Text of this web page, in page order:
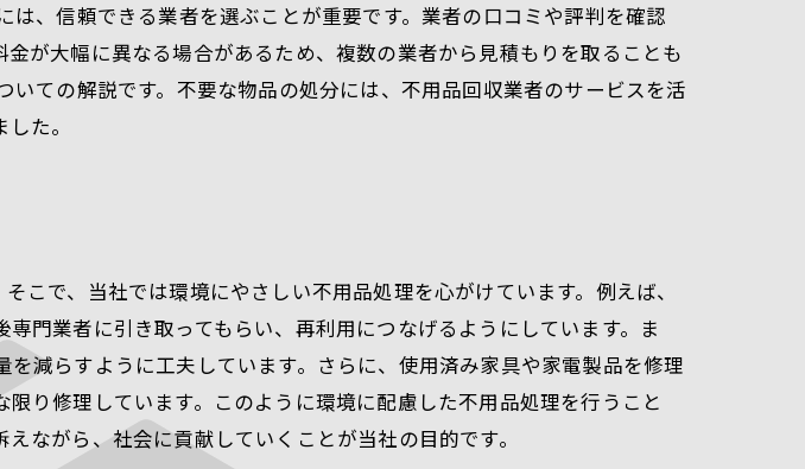
、信頼できる業者を選ぶことが重要です。業者の口コミや評判を確認
が大幅に異なる場合があるため、複数の業者から見積もりを取ることも
ての解説です。不要な物品の処分には、不用品回収業者のサービスを活
た。
こで、当社では環境にやさしい不用品処理を心がけています。例えば、
門業者に引き取ってもらい、再利用につなげるようにしています。ま
減らすように工夫しています。さらに、使用済み家具や家電製品を修理
り修理しています。このように環境に配慮した不用品処理を行うこと
ながら、社会に貢献していくことが当社の目的です。